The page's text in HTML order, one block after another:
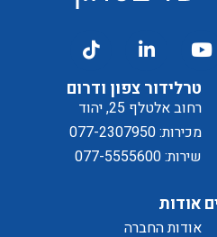
טרלידור צפון ודרום
רחוב אלטלף 25, יהוד
מכירות: 077-2307950
שירות: 077-5555600
אודות
אודות החברה